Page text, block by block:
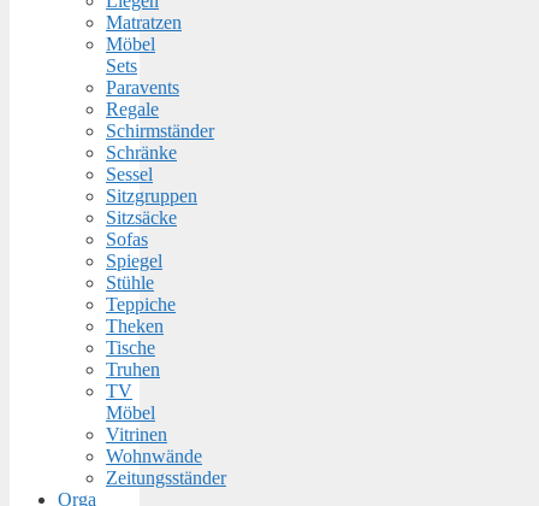
Matratzen
Möbel
Sets
Paravents
Regale
Schirmständer
Schränke
Sessel
Sitzgruppen
Sitzsäcke
Sofas
Spiegel
Stühle
Teppiche
Theken
Tische
Truhen
TV
Möbel
Vitrinen
Wohnwände
Zeitungsständer
Orga